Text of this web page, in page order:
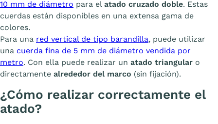
10 mm de diámetro para el atado cruzado doble. Estas
cuerdas están disponibles en una extensa gama de
colores.
Para una red vertical de tipo barandilla, puede utilizar
una cuerda fina de 5 mm de diámetro vendida por
metro. Con ella puede realizar un atado triangular o
directamente alrededor del marco (sin fijación).
¿Cómo realizar correctamente el
atado?